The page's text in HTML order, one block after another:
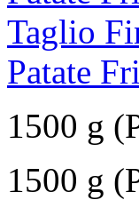
Patate
1500 g
1500 g